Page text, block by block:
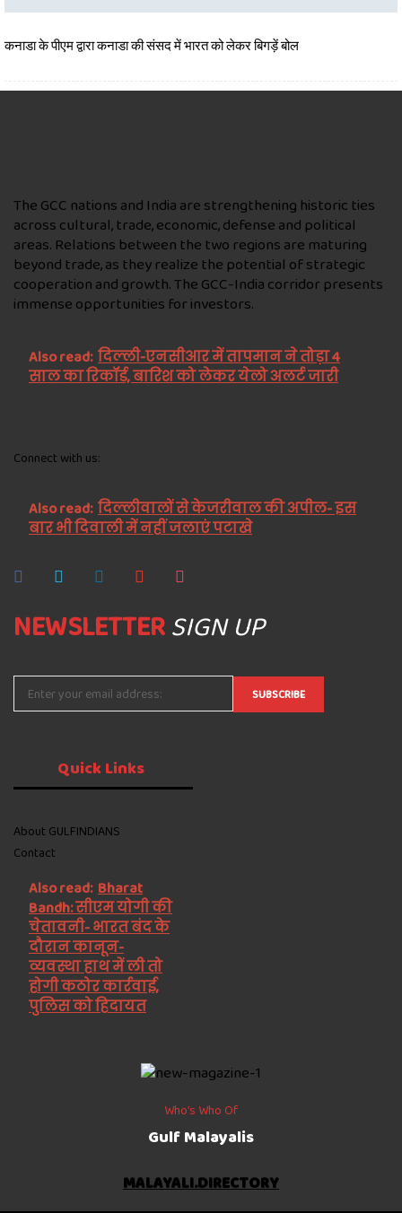
कनाडा के पीएम द्वारा कनाडा की संसद में भारत को लेकर बिगड़ें बोल
The GCC nations and India are strengthening historic ties
across cultural, trade, economic, defense and political
areas. Relations between the two regions are maturing
beyond trade, as they realize the potential of strategic
cooperation and growth. The GCC-India corridor presents
immense opportunities for investors.
Also read: दिल्ली-एनसीआर में तापमान ने तोड़ा 4
साल का रिकॉर्ड, बारिश को लेकर येलो अलर्ट जारी
Connect with us:
Also read: दिल्लीवालों से केजरीवाल की अपील- इस
बार भी दिवाली में नहीं जलाएं पटाखे
NEWSLETTERSIGN UP
QuickLinks
About GULFINDIANS
Contact
Also read: Bharat
Bandh: सीएम योगी की
चेतावनी- भारत बंद के
दौरान कानून-
व्यवस्था हाथ में ली तो
होगी कठोर कार्रवाई,
पुलिस को हिदायत
Who’s Who Of
Gulf Malayalis
MALAYALI.DIRECTORY